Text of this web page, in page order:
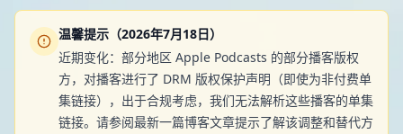
温馨提示（2026年7月18日）
近期变化：部分地区 Apple Podcasts 的部分播客版权
方，对播客进行了 DRM 版权保护声明（即使为非付费单
集链接），出于合规考虑，我们无法解析这些播客的单集
链接。请参阅最新一篇博客文章提示了解该调整和替代方